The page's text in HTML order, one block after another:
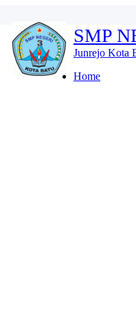
SMP
Junrejo Kota
Home